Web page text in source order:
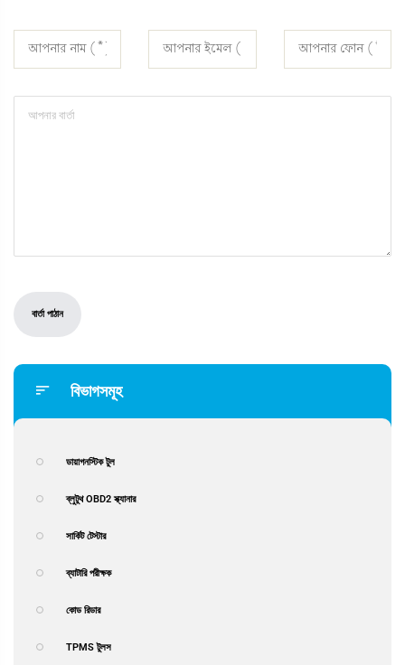
বিভাগসমূহ
ডায়াগনস্টিক টুল
ব্লুটুথ OBD2 স্ক্যানার
সার্কিট টেস্টার
ব্যাটারি পরীক্ষক
কোড রিডার
TPMS টুলস